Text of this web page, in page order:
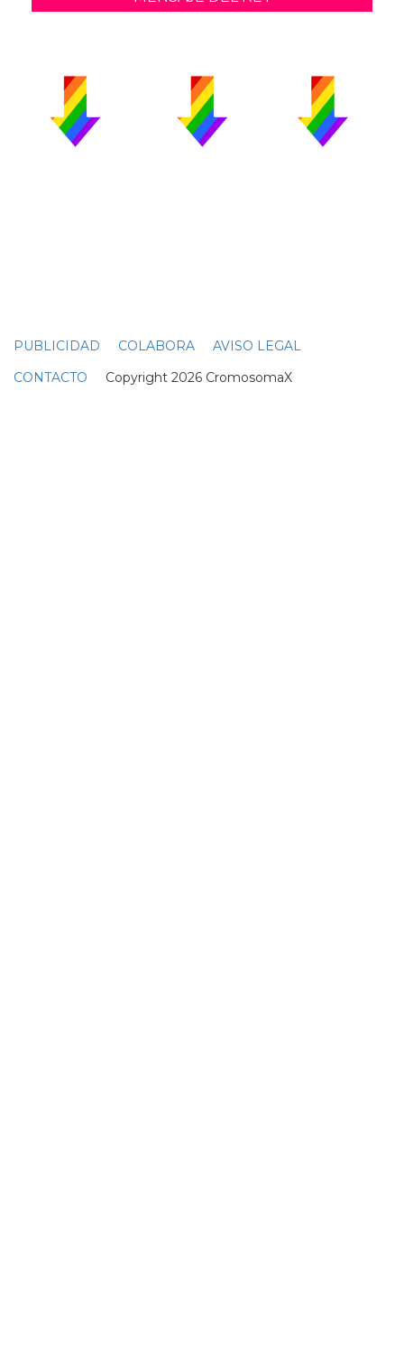
PUBLICIDAD COLABORA
AVISO LEGAL
CONTACTO Copyright 2026 CromosomaX